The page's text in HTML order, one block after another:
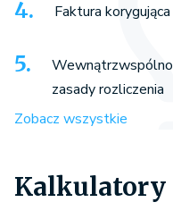
Faktura
zasady rozliczenia
Zobacz wszystkie
Kalkulatory